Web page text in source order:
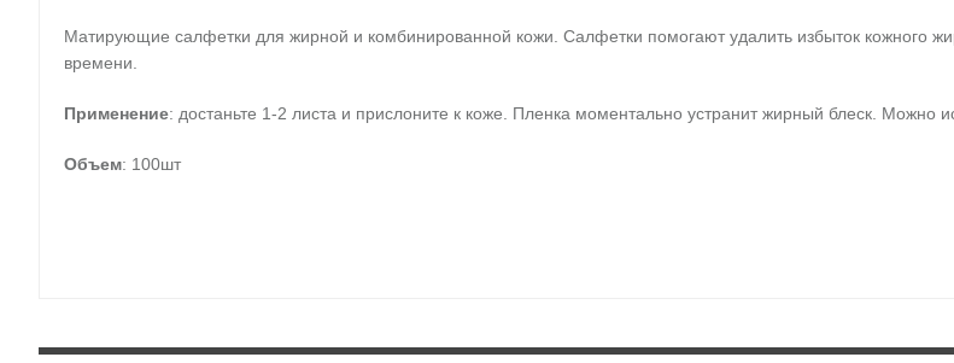
Матирующие салфетки для жирной и комбинированной кожи. Салфетки помогают удалить избыток кожного
времени.
Применение: достаньте 1-2 листа и прислоните к коже. Пленка моментально устранит жирный блеск. Можно
Объем: 100шт